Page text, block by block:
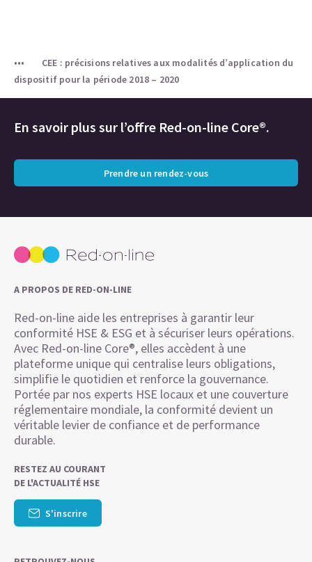
CEE : précisions relatives aux modalités d’application du
dispositif pour la période 2018 – 2020
En savoir plus sur l’offre Red-on-line Core®.
Prendre un rendez-vous
A PROPOS DE RED-ON-LINE
Red-on-line aide les entreprises à garantir leur
conformité HSE & ESG et à sécuriser leurs opérations.
Avec Red-on-line Core®, elles accèdent à une
plateforme unique qui centralise leurs obligations,
simplifie le quotidien et renforce la gouvernance.
Portée par nos experts HSE locaux et une couverture
réglementaire mondiale, la conformité devient un
véritable levier de confiance et de performance
durable.
RESTEZ AU COURANT
DE L'ACTUALITÉ HSE
S'inscrire